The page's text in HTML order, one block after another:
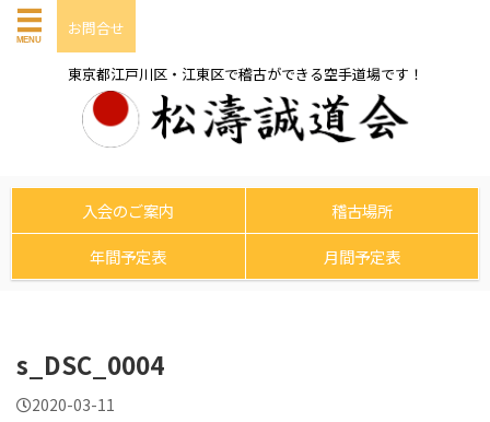
お問合せ
東京都江戸川区・江東区で稽古ができる空手道場です！
入会のご案内
稽古場所
年間予定表
月間予定表
s_DSC_0004
2020-03-11